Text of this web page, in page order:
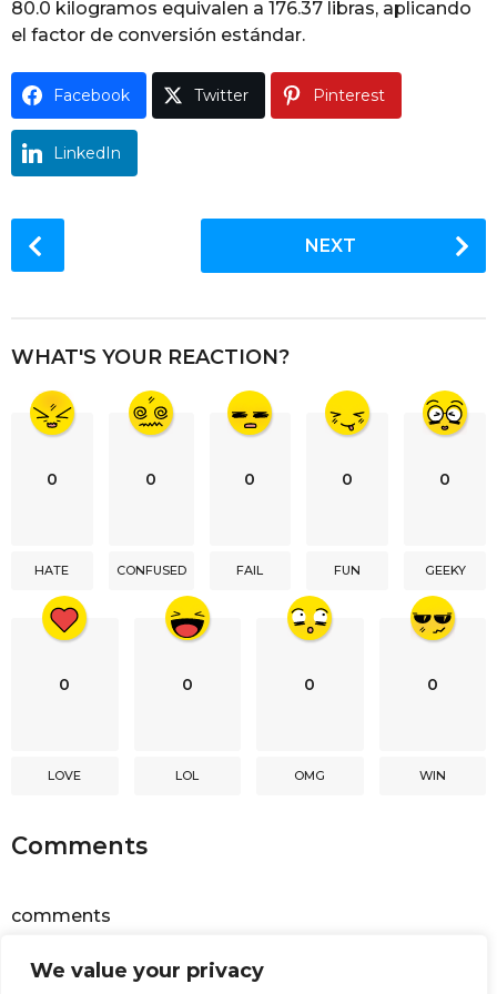
We value your privacy
g
o
80.0 kilogramos equivalen a 176.37 libras, aplicando
el factor de conversión estándar.
Facebook Twitter Pinterest
LinkedIn
o
P
NEXT
WHAT'S YOUR REACTION?
0
HATE
0
CONFUSED
0
FAIL
0
FUN
0
GEEKY
0
LOVE
0
LOL
0
OMG
0
WIN
Comments
comments
Facebook Comments